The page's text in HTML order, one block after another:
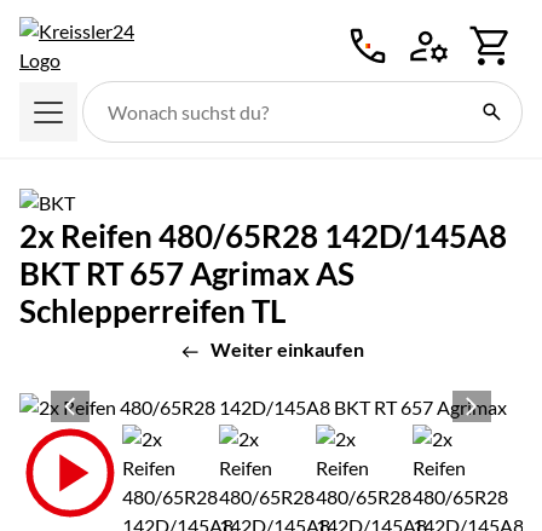
2x Reifen 480/65R28 142D/145A8
BKT RT 657 Agrimax AS
Schlepperreifen TL
Weiter einkaufen
Produktgalerie
Zur Kaufbox springen